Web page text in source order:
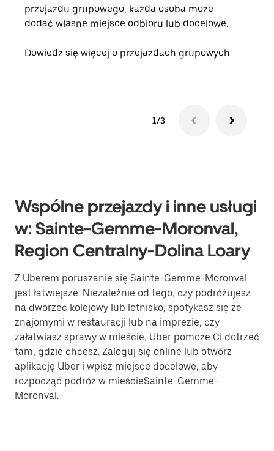
przejazdu grupowego, każda osoba może
dodać własne miejsce odbioru lub docelowe.
Dowiedz się więcej o przejazdach grupowych
1/3
Wspólne przejazdy i inne usługi
w: Sainte-Gemme-Moronval,
Region Centralny-Dolina Loary
Z Uberem poruszanie się Sainte-Gemme-Moronval
jest łatwiejsze. Niezależnie od tego, czy podróżujesz
na dworzec kolejowy lub lotnisko, spotykasz się ze
znajomymi w restauracji lub na imprezie, czy
załatwiasz sprawy w mieście, Uber pomoże Ci dotrzeć
tam, gdzie chcesz. Zaloguj się online lub otwórz
aplikację Uber i wpisz miejsce docelowe, aby
rozpocząć podróż w mieścieSainte-Gemme-
Moronval.